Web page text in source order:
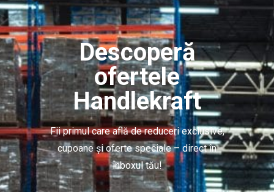
Descoperă
ofertele
Handlekraft
Fii primul care află de reduceri exclusive,
cupoane și oferte speciale – direct în
inboxul tău!